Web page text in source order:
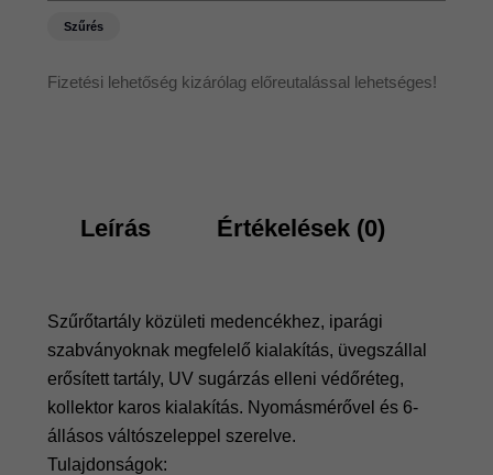
Fizetési lehetőség kizárólag előreutalással lehetséges!
Szűrés
Leírás Értékelések (0)
Szűrőtartály közületi medencékhez, iparági
szabványoknak megfelelő kialakítás, üvegszállal
erősített tartály, UV sugárzás elleni védőréteg,
kollektor karos kialakítás. Nyomásmérővel és 6-
állásos váltószeleppel szerelve.
Tulajdonságok: